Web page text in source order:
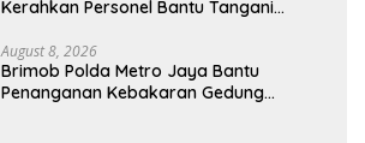
Kerahkan Personel Bantu Tangani
August 8, 2026
Brimob Polda Metro Jaya Bantu
Penanganan Kebakaran Gedung